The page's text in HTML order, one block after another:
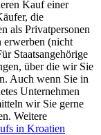
Kauf einer
die
als Privatpersonen
erwerben (nicht
Staatsangehörige
über die wir Sie
Auch wenn Sie in
Unternehmen
wir Sie gerne
Weitere
in Kroatien